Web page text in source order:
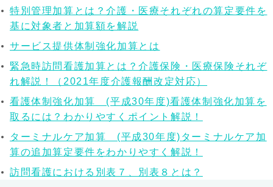
特別管理加算とは？介護・医療それぞれの算定要件を
基に対象者と加算額を解説
サービス提供体制強化加算とは
緊急時訪問看護加算とは？介護保険・医療保険それぞ
れ解説！（2021年度介護報酬改定対応）
看護体制強化加算 (平成30年度)看護体制強化加算を
取るには？わかりやすくポイント解説！
ターミナルケア加算 (平成30年度)ターミナルケア加
算の追加算定要件をわかりやすく解説！
訪問看護における別表７、別表８とは？